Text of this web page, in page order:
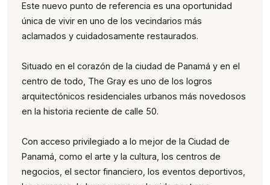
Este nuevo punto de referencia es una oportunidad
única de vivir en uno de los vecindarios más
aclamados y cuidadosamente restaurados.
Situado en el corazón de la ciudad de Panamá y en el
centro de todo, The Gray es uno de los logros
arquitectónicos residenciales urbanos más novedosos
en la historia reciente de calle 50.
Con acceso privilegiado a lo mejor de la Ciudad de
Panamá, como el arte y la cultura, los centros de
negocios, el sector financiero, los eventos deportivos,